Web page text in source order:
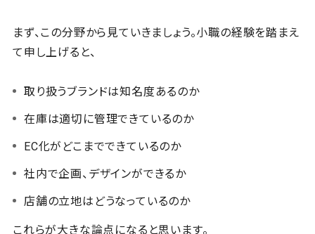
まず、この分野から見ていきましょう。小職の経験を踏まえ
て申し上げると、
取り扱うブランドは知名度あるのか
在庫は適切に管理できているのか
EC化がどこまでできているのか
社内で企画、デザインができるか
店舗の立地はどうなっているのか
これらが大きな論点になると思います。